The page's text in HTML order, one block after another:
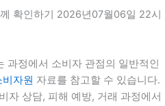
확인하기 2026년07월06일 22시
과정에서 소비자 관점의 일반적인
자원 자료를 참고할 수 있습니다.
자 상담, 피해 예방, 거래 과정에서